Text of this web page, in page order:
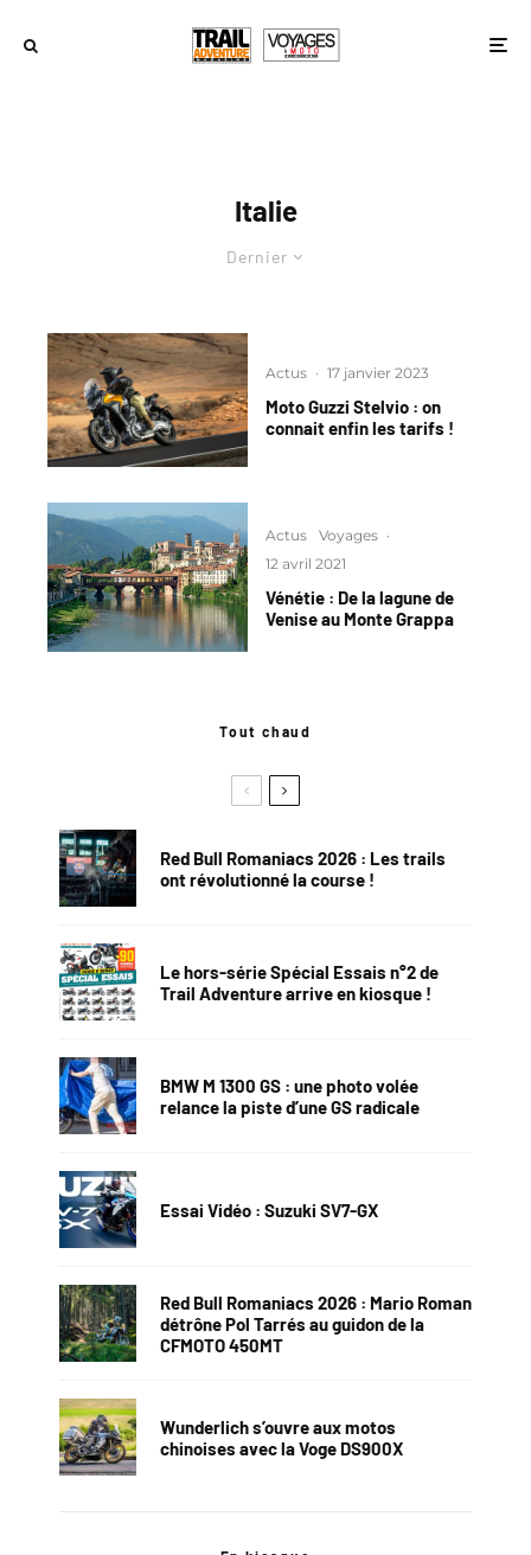
Italie
Dernier
Actus · 17 janvier 2023
Moto Guzzi Stelvio : on
connait enfin les tarifs !
Actus Voyages ·
12 avril 2021
Vénétie : De la lagune de
Venise au Monte Grappa
Tout chaud
Red Bull Romaniacs 2026 : Les trails
ont révolutionné la course !
Le hors-série Spécial Essais n°2 de
Trail Adventure arrive en kiosque !
BMW M 1300 GS : une photo volée
relance la piste d’une GS radicale
Essai Vidéo : Suzuki SV7-GX
Red Bull Romaniacs 2026 : Mario Roman
détrône Pol Tarrés au guidon de la
CFMOTO 450MT
Wunderlich s’ouvre aux motos
chinoises avec la Voge DS900X